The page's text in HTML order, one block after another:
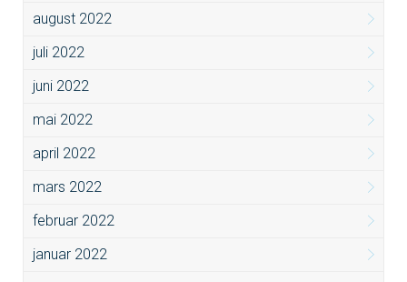
august 2022
juli 2022
juni 2022
mai 2022
april 2022
mars 2022
februar 2022
januar 2022